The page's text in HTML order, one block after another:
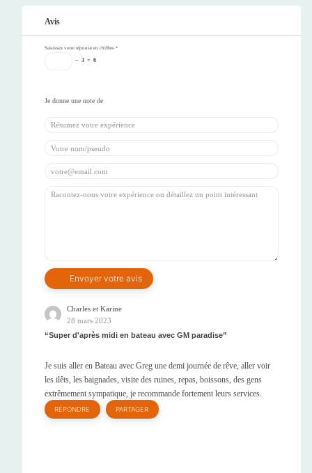
Avis
Saisissez votre réponse en chiffres *
− 3 = 6
Charles et Karine
28 mars 2023
Super d'après midi en bateau avec GM paradise
Je suis aller en Bateau avec Greg une demi journée de rêve, aller voir
les ilêts, les baignades, visite des ruines, repas, boissons, des gens
extrêmement sympatique, je recommande fortement leurs services.
RÉPONDRE PARTAGER